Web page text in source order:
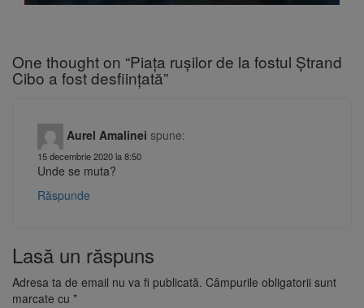
One thought on “Piața rușilor de la fostul Ștrand
Cibo a fost desființată”
Aurel Amalinei spune:
15 decembrie 2020 la 8:50
Unde se muta?
Răspunde
Lasă un răspuns
Adresa ta de email nu va fi publicată. Câmpurile obligatorii sunt
marcate cu *